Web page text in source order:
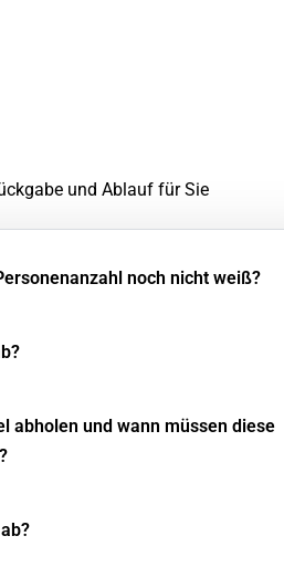
und Ablauf für Sie
noch nicht weiß?
abholen und wann müssen diese